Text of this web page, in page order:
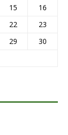
15
16
22
23
29
30